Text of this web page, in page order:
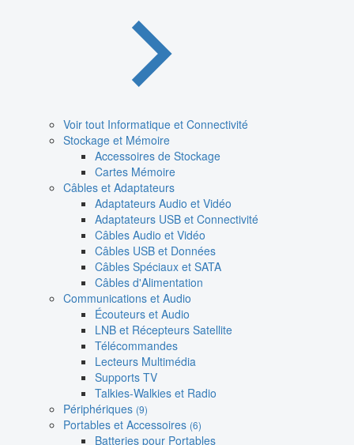
Voir tout Informatique et Connectivité
Stockage et Mémoire
Accessoires de Stockage
Cartes Mémoire
Câbles et Adaptateurs
Adaptateurs Audio et Vidéo
Adaptateurs USB et Connectivité
Câbles Audio et Vidéo
Câbles USB et Données
Câbles Spéciaux et SATA
Câbles d'Alimentation
Communications et Audio
Écouteurs et Audio
LNB et Récepteurs Satellite
Télécommandes
Lecteurs Multimédia
Supports TV
Talkies-Walkies et Radio
Périphériques (9)
Portables et Accessoires (6)
Batteries pour Portables